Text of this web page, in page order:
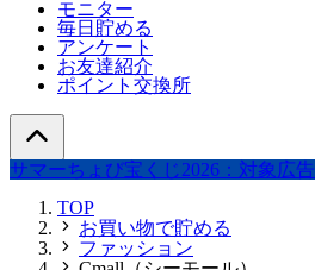
モニター
毎日貯める
アンケート
お友達紹介
ポイント交換所
サマーちょび宝くじ2026：対象広告
TOP
お買い物で貯める
ファッション